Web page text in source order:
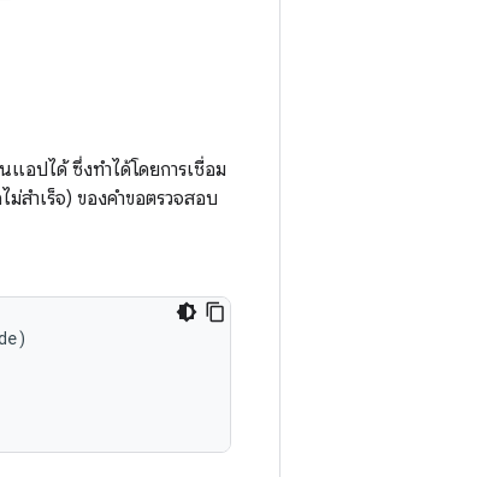
อปได้ ซึ่งทำได้โดยการเชื่อม
ำเร็จ) ของคําขอตรวจสอบ
)